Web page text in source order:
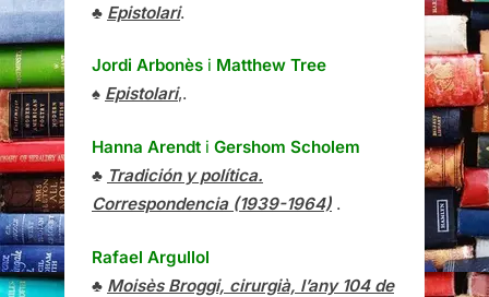
♣ Epistolari.
Jordi Arbonès i Matthew Tree
♠ Epistolari,.
Hanna Arendt i Gershom Scholem
♣ Tradición y política.
Correspondencia (1939-1964) .
Rafael Argullol
♣ Moisès Broggi, cirurgià, l’any 104 de